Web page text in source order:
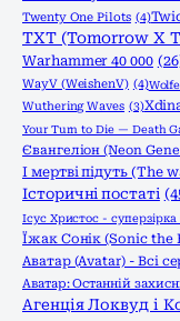
Twenty One Pilots (4)
TXT (Tomorrow X
Warhammer 40 000
WayV (WeishenV) (4)
Wuthering Waves (3)
Your Turn to Die — Death
Євангеліон (Neon
І мертві підуть (The
Історичні постаті
Ісус Христос -
Їжак Сонік (Sonic the
Аватар (Avatar) - Всі
Аватар: Останній
Агенція Локвуд і